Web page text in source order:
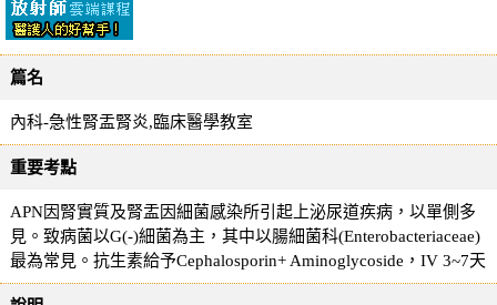
篇名
內科-急性腎盂腎炎,臨床醫學教室
重要考點
APN因腎實質及腎盂因細菌感染所引起上泌尿道疾病，以單側多
見。致病菌以G(-)細菌為主，其中以腸細菌科(Enterobacteriaceae)
最為常見。抗生素給予Cephalosporin+ Aminoglycoside，IV 3~7天